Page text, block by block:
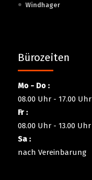
Windhager
Bürozeiten
Mo - Do :
08.00 Uhr - 17.00 Uhr
Fr :
08.00 Uhr - 13.00 Uhr
Sa :
nach Vereinbarung